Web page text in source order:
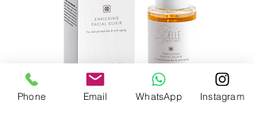
Phone Email WhatsApp Instagram